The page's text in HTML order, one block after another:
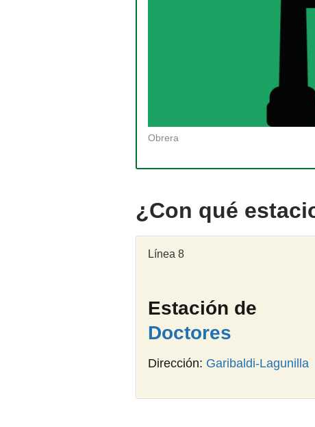
Obrera
¿Con qué
Línea 8
Estación de
Doctores
Dirección: Garibaldi-Lagunilla